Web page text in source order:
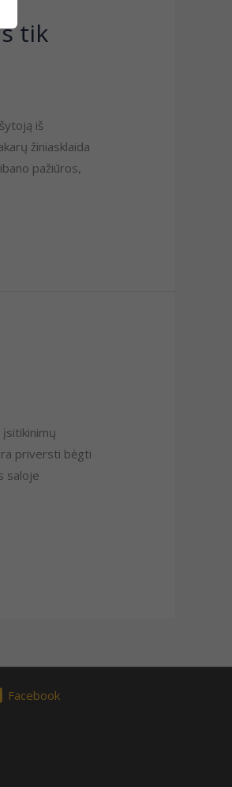
tik
iš
žiniasklaida
pažiūros,
priversti bėgti
saloje
Facebook